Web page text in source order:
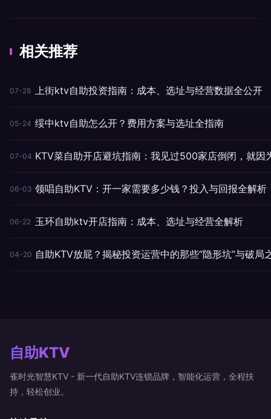
相关推荐
07-28 上街ktv自助投资指南：成本、选址与经营数据全公开
05-24 绥中ktv自助怎么开？费用方案与选址全指南
07-04 KTV菜自助开店避坑指南：我见过500家店倒闭，就因
06-03 领唱自助KTV：开一家需要多少钱？投入与回报全解析
06-22 玉环自助ktv开店指南：成本、选址与经营全解析
04-20 自助KTV放屁？揭秘投资运营中的那些“隐形坑”与破局
自助KTV
雀时光智慧KTV - 新一代自助KTV连锁品牌，智能化运营，全程扶
持，轻松创业。